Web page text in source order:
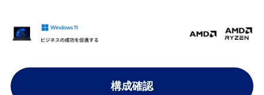
構成確認